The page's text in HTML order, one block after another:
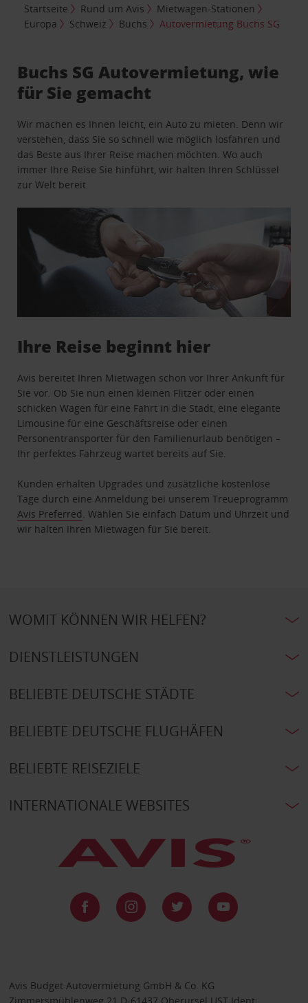
Startseite Rund um Avis
Mietwagen-Stationen
Europa
Schweiz Buchs Autovermietung Buchs SG
Buchs SG Autovermietung, wie
für Sie gemacht
Wir machen es Ihnen leicht, ein Auto zu mieten. Denn wir
verstehen, dass Sie so schnell wie möglich losfahren und
das Beste aus Ihrer Reise machen möchten. Wo auch
immer Ihre Reise Sie hinführt, wir halten Ihren Schlüssel
zur Welt bereit.
Ihre Reise beginnt hier
Avis bereitet Ihren Mietwagen schon vor Ihrer Ankunft für
Sie vor. Ob Sie nun einen kleinen Flitzer oder einen
schicken Wagen für eine Fahrt in die Stadt, eine elegante
Limousine für eine Geschäftsreise oder einen
Personentransporter für den Familienurlaub benötigen –
Ihr perfektes Fahrzeug wartet bereits auf Sie.
Kunden erhalten Upgrades und zusätzliche kostenlose
Tage durch eine Anmeldung bei unserem Treueprogramm
Avis Preferred . Wählen Sie einfach Datum und Uhrzeit und
wir halten Ihren Mietwagen für Sie bereit.
WOMIT KÖNNEN WIR HELFEN?
DIENSTLEISTUNGEN
BELIEBTE DEUTSCHE STÄDTE
BELIEBTE DEUTSCHE FLUGHÄFEN
BELIEBTE REISEZIELE
INTERNATIONALE WEBSITES
Avis Budget Autovermietung GmbH & Co. KG
Zimmersmühlenweg 21 D-61437 Oberursel UST Ident: